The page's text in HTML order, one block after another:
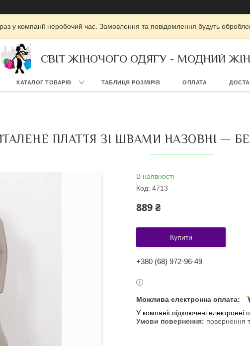
у компанії неробочий час. Замовлення та повідомлення будуть
СВІТ ЖІНОЧОГО ОДЯГУ - МОДНИЙ
КАТАЛОГ ТОВАРІВ ТАБЛИЦЯ РОЗМІРІВ ОПЛАТА
ПЛАТТЯ ЗІ ШВАМИ НАЗОВНІ —
В наявності
Код: 4713
889 ₴
Купити
+380 (68) 972-96-49
У компанії підключені
повернення